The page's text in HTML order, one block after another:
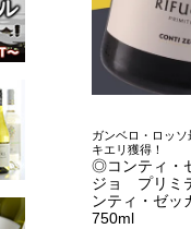
ガンベロ・ロッ
キエリ獲得！
◎コンティ・
ジョ プリミ
ンティ・ゼ
750ml